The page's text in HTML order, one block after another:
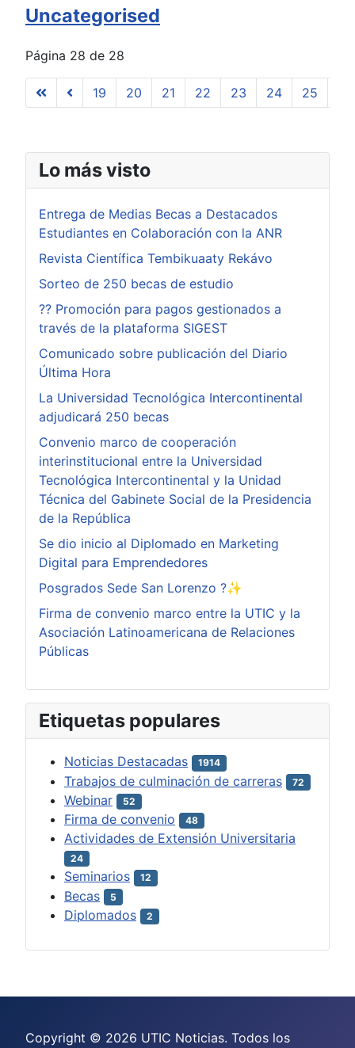
Uncategorised
Página 28 de 28
19 20 21 22 23 24 25
Lo más visto
Entrega de Medias Becas a Destacados
Estudiantes en Colaboración con la ANR
Revista Científica Tembikuaaty Rekávo
Sorteo de 250 becas de estudio
?? Promoción para pagos gestionados a
través de la plataforma SIGEST
Comunicado sobre publicación del Diario
Última Hora
La Universidad Tecnológica Intercontinental
adjudicará 250 becas
Convenio marco de cooperación
interinstitucional entre la Universidad
Tecnológica Intercontinental y la Unidad
Técnica del Gabinete Social de la Presidencia
de la República
Se dio inicio al Diplomado en Marketing
Digital para Emprendedores
Posgrados Sede San Lorenzo ?✨
Firma de convenio marco entre la UTIC y la
Asociación Latinoamericana de Relaciones
Públicas
Etiquetas populares
Noticias Destacadas 1914
Trabajos de culminación de carreras 72
Webinar 52
Firma de convenio 48
Actividades de Extensión Universitaria
24
Seminarios 12
Becas 5
Diplomados 2
Copyright © 2026 UTIC Noticias. Todos los